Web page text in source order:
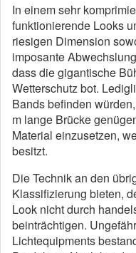
In einem sehr
funktionierende Looks
riesigen Dimension
imposante
dass die gigantische
Wetterschutz bot.
Bands befinden
m lange Brücke
Material einzusetzen,
besitzt.
Die Technik an den
Klassifizierung bieten,
Look nicht durch
beinträchtigen.
Lichtequipments